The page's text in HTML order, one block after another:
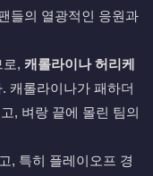
들의 열광적인 응원과
로, 캐롤라이나 허리케
캐롤라이나가 패하더
, 벼랑 끝에 몰린 팀의
, 특히 플레이오프 경